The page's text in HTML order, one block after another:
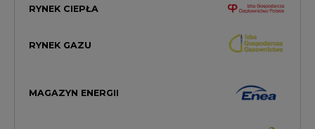
RYNEK CIEPŁA
RYNEK GAZU
MAGAZYN ENERGII